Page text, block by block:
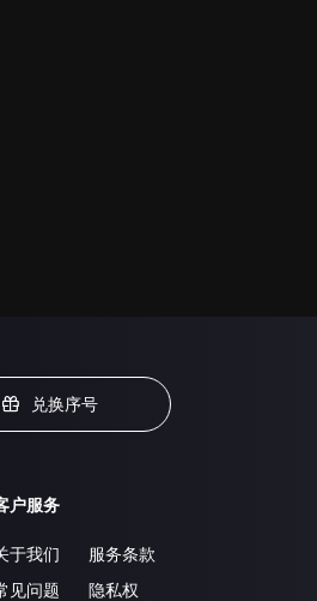
兑换序号
户服务
于我们
见问题
服务条款
隐私权